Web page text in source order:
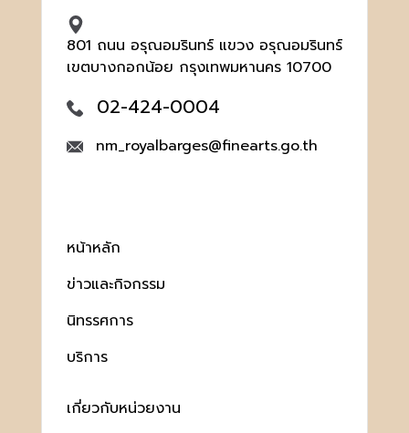
801 ถนน อรุณอมรินทร์ แขวง อรุณอมรินทร์
เขตบางกอกน้อย กรุงเทพมหานคร 10700
02-424-0004
nm_royalbarges@finearts.go.th
หน้าหลัก
ข่าวและกิจกรรม
นิทรรศการ
บริการ
เกี่ยวกับหน่วยงาน